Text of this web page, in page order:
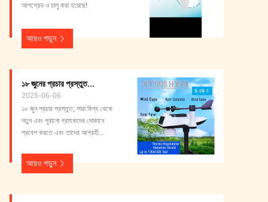
আপগ্রেড ও চালু করা হয়েছে!
আরও পড়ুন
১৮ জুনের প্রচার প্রস্তুত...
2025-06-06
১৮ জুন প্রচার প্রস্তুত; সারা বিশ্ব থেকে
নতুন এবং পুরানো গ্রাহকদের দোকানে
প্রবেশ করতে এবং তাদের আগ্রহী
আরও পড়ুন